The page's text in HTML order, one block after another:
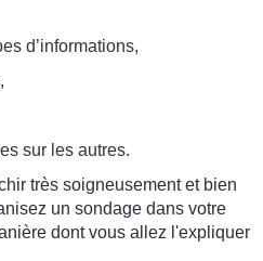
d’informations,
sur les autres.
très soigneusement et bien
un sondage dans votre
dont vous allez l'expliquer